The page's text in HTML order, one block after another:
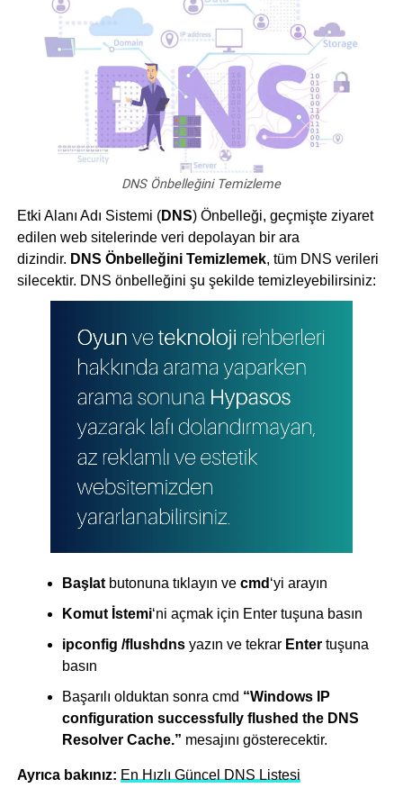
DNS Önbelleğini Temizleme
Etki Alanı Adı Sistemi (DNS) Önbelleği, geçmişte ziyaret
edilen web sitelerinde veri depolayan bir ara
dizindir. DNS Önbelleğini Temizlemek, tüm DNS verileri
silecektir. DNS önbelleğini şu şekilde temizleyebilirsiniz:
Başlatbutonuna tıklayın ve cmd ‘yi arayın
Komut İstemi‘ni açmak için Enter tuşuna basın
ipconfig /flushdnsyazın ve tekrar Entertuşuna
basın
Başarılı olduktan sonra cmd “Windows IP
configuration successfully flushed the DNS
Resolver Cache.” mesajını gösterecektir.
Ayrıca bakınız: En Hızlı Güncel DNS Listesi